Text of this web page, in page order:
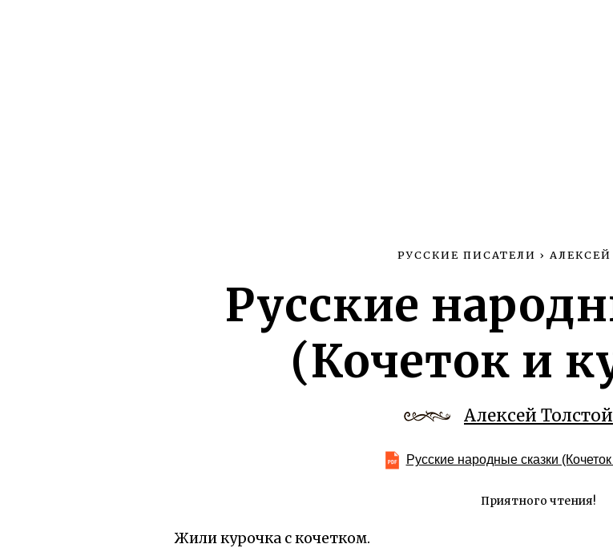
РУССКИЕ ПИСАТЕЛИ ›
Русские
(Кочеток и
Алексей Толстой
Русские народные сказки
Приятного чтения!
Жили курочка с кочетком.